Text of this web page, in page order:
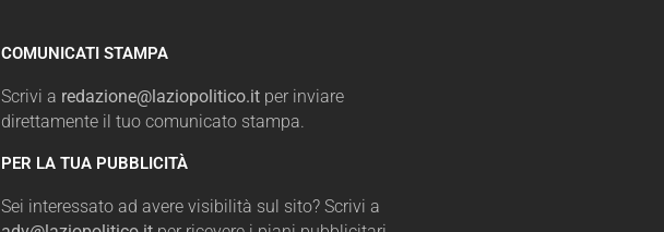
COMUNICATI STAMPA
Scrivi a redazione@laziopolitico.itper inviare
direttamente il tuo comunicato stampa.
PER LA TUA PUBBLICITÀ
Sei interessato ad avere visibilità sul sito? Scrivi a